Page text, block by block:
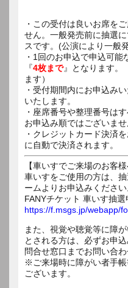
・この受付は良いお席を
せん。一般発売前に抽選
スです。(公演により一般
・1回のお申込で申込可能
『4枚まで』となります。
ます）
・受付期間内にお申込み
いたします。
・座席番号や整理番号は
お申込み順ではございませ
・クレジットカード決済
に自動で決済されます。
【車いすでご来場のお客様
車いすをご使用の方は、
ームよりお申込みください
FANYチケット 車いす抽選
https://f.msgs.jp/webapp/
また、視覚や聴覚等に障
とされる方は、必ずお申
問合せ窓口までお問い合わ
※ご来場時に障がい者手
ございます。